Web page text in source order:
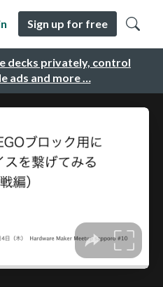
decks privately, control
ads and more …
Sign up for free